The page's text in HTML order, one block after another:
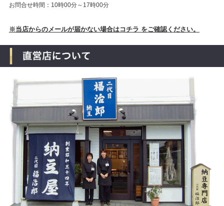
お問合せ時間：10時00分～17時00分
※当店からのメールが届かない場合はコチラ をご確認ください。